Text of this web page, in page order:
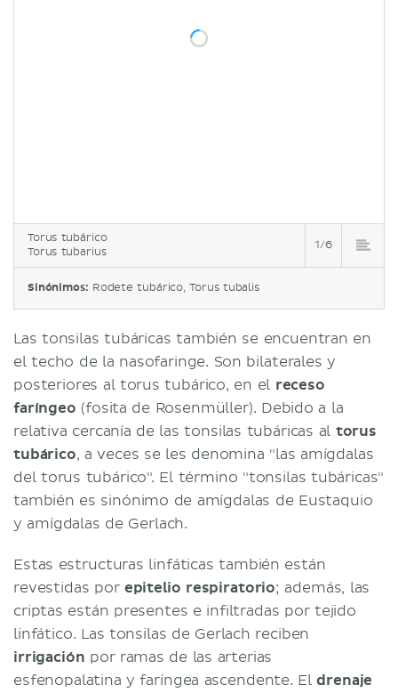
Torus tubárico
Torus tubarius
1/6
Sinónimos: Rodete tubárico, Torus tubalis
Las tonsilas tubáricas también se encuentran en
el techo de la nasofaringe. Son bilaterales y
posteriores al torus tubárico, en el receso
faríngeo (fosita de Rosenmüller). Debido a la
relativa cercanía de las tonsilas tubáricas al torus
tubárico, a veces se les denomina "las amígdalas
del torus tubárico". El término "tonsilas tubáricas"
también es sinónimo de amígdalas de Eustaquio
y amígdalas de Gerlach.
Estas estructuras linfáticas también están
revestidas por epitelio respiratorio; además, las
criptas están presentes e infiltradas por tejido
linfático. Las tonsilas de Gerlach reciben
irrigación por ramas de las arterias
esfenopalatina y faríngea ascendente. Eldrenaje